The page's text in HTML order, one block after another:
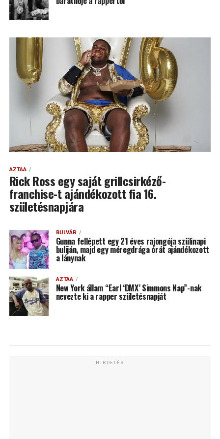
AZTAA
Rick Ross egy saját grillcsirkéző-
franchise-t ajándékozott fia 16.
születésnapjára
BULVÁR
Gunna fellépett egy 21 éves rajongója szülinapi
buliján, majd egy méregdrága órát ajándékozott
a lánynak
AZTAA
New York állam “Earl ‘DMX’ Simmons Nap”-nak
nevezte ki a rapper születésnapját
HIRDETÉS